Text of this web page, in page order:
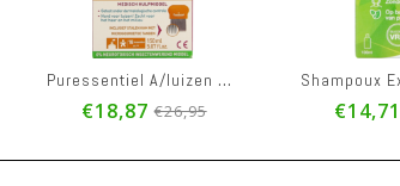
Puressentiel A/luizen Sh Behand. 2in1 150ml + Kam
€18,87 €26,95 €14,71